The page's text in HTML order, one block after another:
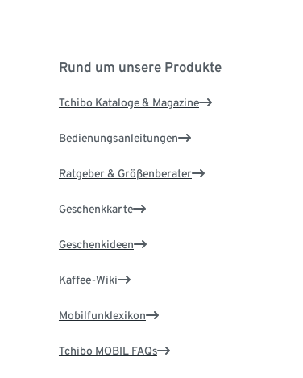
Rund um unsere Produkte
Tchibo Kataloge & Magazine
Bedienungsanleitungen
Ratgeber & Größenberater
Geschenkkarte
Geschenkideen
Kaffee-Wiki
Mobilfunklexikon
Tchibo MOBIL FAQs